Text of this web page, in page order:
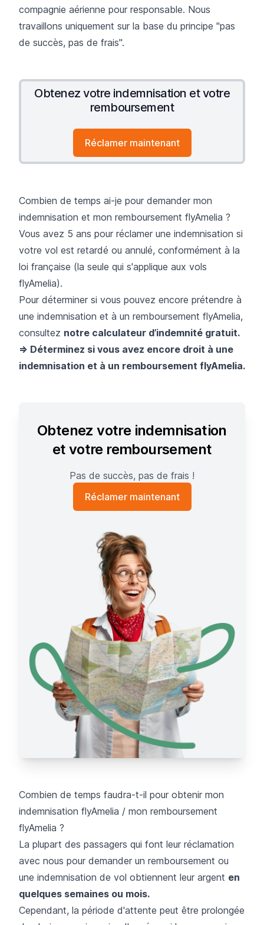
compagnie aérienne pour responsable. Nous
travaillons uniquement sur la base du principe "pas
de succès, pas de frais".
Obtenez votre indemnisation et votre
remboursement
Réclamer maintenant
Combien de temps ai-je pour demander mon
indemnisation et mon remboursement flyAmelia ?
Vous avez 5 ans pour réclamer une indemnisation si
votre vol est retardé ou annulé, conformément à la
loi française (la seule qui s'applique aux vols
flyAmelia).
Pour déterminer si vous pouvez encore prétendre à
une indemnisation et à un remboursement flyAmelia,
consultez notre calculateur d’indemnité gratuit.
=> Déterminez si vous avez encore droit à une
indemnisation et à un remboursement flyAmelia.
Obtenez votre indemnisation
et votre remboursement
Pas de succès, pas de frais !
Réclamer maintenant
Combien de temps faudra-t-il pour obtenir mon
indemnisation flyAmelia / mon remboursement
flyAmelia ?
La plupart des passagers qui font leur réclamation
avec nous pour demander un remboursement ou
une indemnisation de vol obtiennent leur argent en
quelques semaines ou mois.
Cependant, la période d'attente peut être prolongée